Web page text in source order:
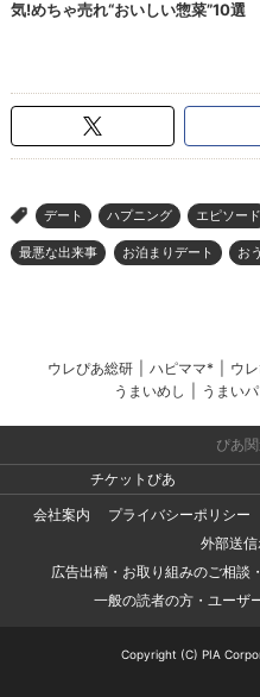
> デート ハプニング エピソード
最悪な出来事 お泊まりデート お
ウレぴあ総研 ハピママ* ウ
うまいめし
うまい
ぴあ
チケットぴあ
会社案内
プライバシーポリシー
外部送
広告出稿・お取り組みのご相談
一般の読者の方・ユーザ
Copyright (C) PIA